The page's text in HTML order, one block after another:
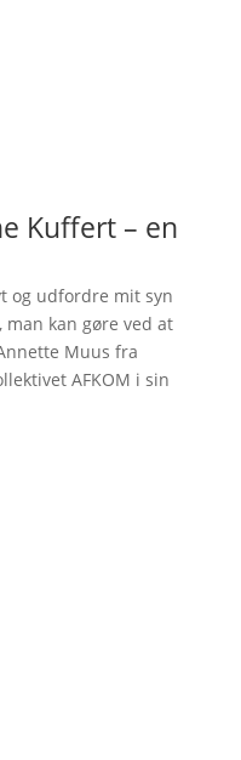
Kuffert – en
og udfordre mit syn
kan gøre ved at
Muus fra
AFKOM i sin